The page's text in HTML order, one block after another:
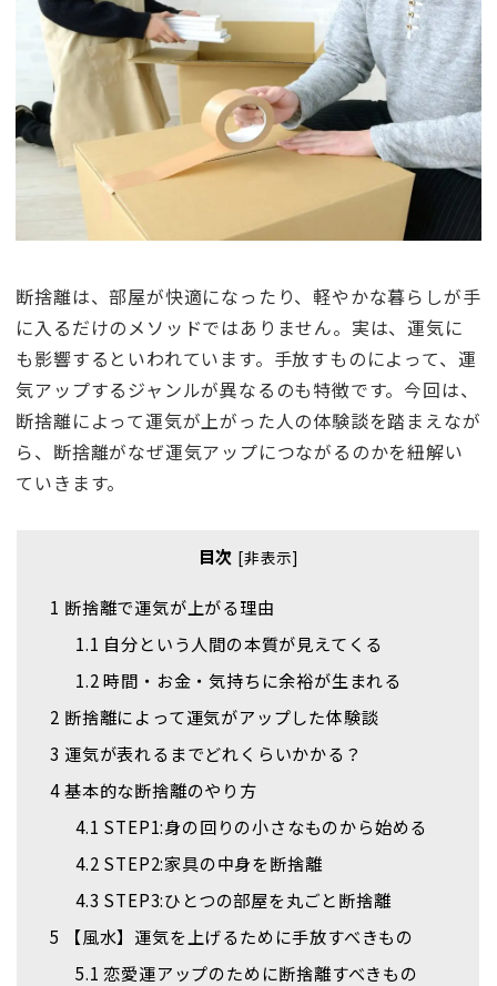
断捨離は、部屋が快適になったり、軽やかな暮らしが手
に入るだけのメソッドではありません。実は、運気に
も影響するといわれています。手放すものによって、運
気アップするジャンルが異なるのも特徴です。今回は、
断捨離によって運気が上がった人の体験談を踏まえなが
ら、断捨離がなぜ運気アップにつながるのかを紐解い
ていきます。
目次 [非表示]
1 断捨離で運気が上がる理由
1.1 自分という人間の本質が見えてくる
1.2時間・お金・気持ちに余裕が生まれる
2 断捨離によって運気がアップした体験談
3 運気が表れるまでどれくらいかかる？
4基本的な断捨離のやり方
4.1 STEP1:身の回りの小さなものから始める
4.2 STEP2:家具の中身を断捨離
4.3 STEP3:ひとつの部屋を丸ごと断捨離
5
【風水】運気を上げるために手放すべきもの
5.1 恋愛運アップのために断捨離すべきもの